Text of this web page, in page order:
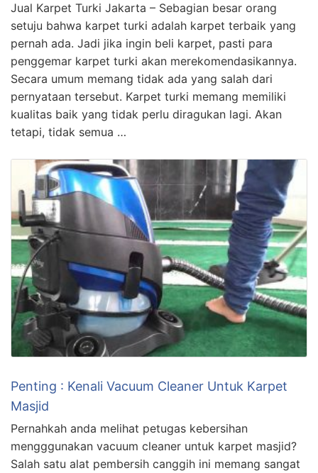
Jual Karpet Turki Jakarta – Sebagian besar orang
setuju bahwa karpet turki adalah karpet terbaik yang
pernah ada. Jadi jika ingin beli karpet, pasti para
penggemar karpet turki akan merekomendasikannya.
Secara umum memang tidak ada yang salah dari
pernyataan tersebut. Karpet turki memang memiliki
kualitas baik yang tidak perlu diragukan lagi. Akan
tetapi, tidak semua …
Penting : Kenali Vacuum Cleaner Untuk Karpet
Masjid
Pernahkah anda melihat petugas kebersihan
mengggunakan vacuum cleaner untuk karpet masjid?
Salah satu alat pembersih canggih ini memang sangat